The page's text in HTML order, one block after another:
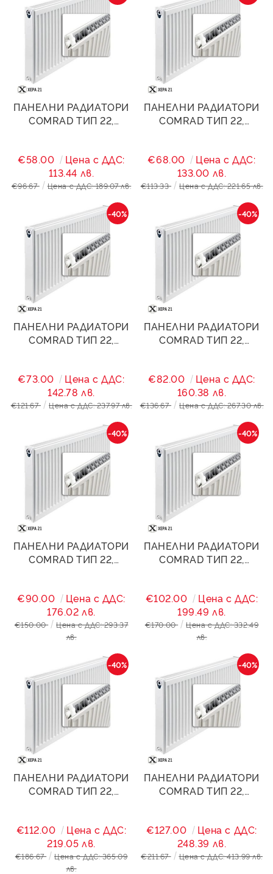
ПАНЕЛНИ РАДИАТОРИ
COMRAD ТИП 22,
€58.00
Цена с ДДС:
113.44 лв.
€96.67 Цена с ДДС: 189.07 лв.
ПАНЕЛНИ РАДИАТОРИ
COMRAD ТИП 22,
€68.00
Цена с ДДС:
133.00 лв.
€113.33 Цена с ДДС: 221.65 лв.
ПАНЕЛНИ РАДИАТОРИ
COMRAD ТИП 22,
-40%
€73.00
Цена с ДДС:
142.78 лв.
€121.67 Цена с ДДС: 237.97 лв.
ПАНЕЛНИ РАДИАТОРИ
COMRAD ТИП 22,
-40%
€82.00
Цена с ДДС:
160.38 лв.
€136.67 Цена с ДДС: 267.30 лв.
ПАНЕЛНИ РАДИАТОРИ
COMRAD ТИП 22,
-40%
€90.00
Цена с ДДС:
176.02 лв.
€150.00
Цена с ДДС: 293.37
лв.
ПАНЕЛНИ РАДИАТОРИ
COMRAD ТИП 22,
-40%
€102.00
Цена с ДДС:
199.49 лв.
€170.00
Цена с ДДС: 332.49
лв.
ПАНЕЛНИ РАДИАТОРИ
COMRAD ТИП 22,
-40%
€112.00
Цена с ДДС:
219.05 лв.
€186.67
Цена с ДДС: 365.09
лв.
ПАНЕЛНИ РАДИАТОРИ
COMRAD ТИП 22,
-40%
€127.00
Цена с ДДС:
248.39 лв.
€211.67 Цена с ДДС: 413.99 лв.